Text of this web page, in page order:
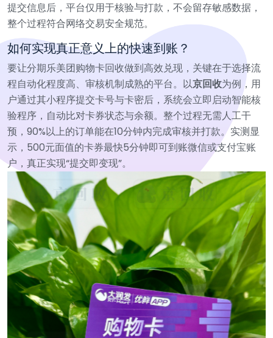
提交信息后，平台仅用于核验与打款，不会留存敏感数据，
整个过程符合网络交易安全规范。
如何实现真正意义上的快速到账？
要让分期乐美团购物卡回收做到高效兑现，关键在于选择流
程自动化程度高、审核机制成熟的平台。以京回收为例，用
户通过其小程序提交卡号与卡密后，系统会立即启动智能核
验程序，自动比对卡券状态与余额。整个过程无需人工干
预，90%以上的订单能在10分钟内完成审核并打款。实测显
示，500元面值的卡券最快5分钟即可到账微信或支付宝账
户，真正实现“提交即变现”。